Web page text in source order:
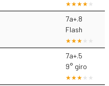
7a+.8
Flash
7a+.5
9° giro